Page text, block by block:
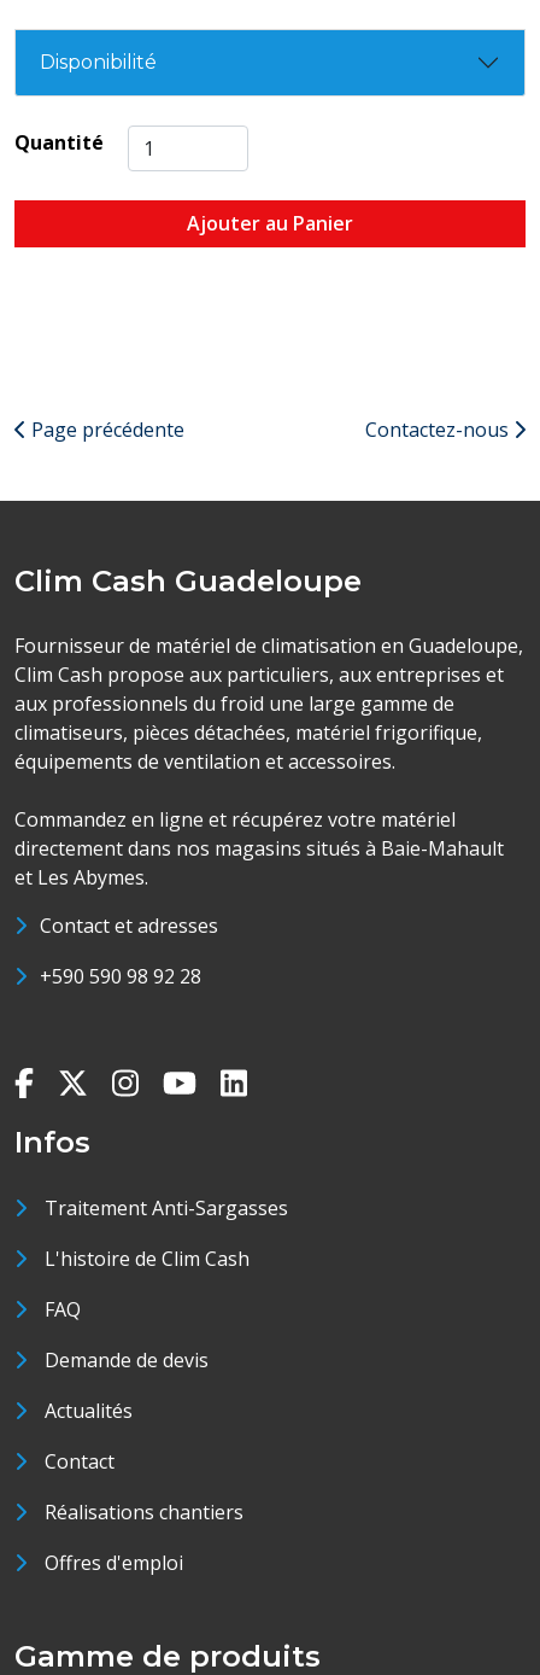
Disponibilité
Quantité
Ajouter au Panier
Page précédente Contactez-nous
Clim Cash Guadeloupe
Fournisseur de matériel de climatisation en Guadeloupe,
Clim Cash propose aux particuliers, aux entreprises et
aux professionnels du froid une large gamme de
climatiseurs, pièces détachées, matériel frigorifique,
équipements de ventilation et accessoires.
Commandez en ligne et récupérez votre matériel
directement dans nos magasins situés à Baie-Mahault
et Les Abymes.
Contact et adresses
+590 590 98 92 28
Infos
Traitement Anti-Sargasses
L'histoire de Clim Cash
FAQ
Demande de devis
Actualités
Contact
Réalisations chantiers
Offres d'emploi
Gamme de produits